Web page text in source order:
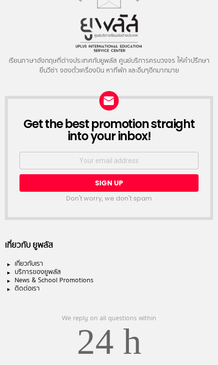
เรียนภาษาอังกฤษที่ต่างประเทศกับยูพลัส ศูนย์บริการครบวงจร ให้คำปรึกษา
ยื่นวีซ่า จองตั๋วเครื่องบิน หาที่พัก และอื่นๆอีกมากมาย
NEWSLETTER
Get the best promotion straight
into your inbox!
Email
Don't worry, we don't spam
เกี่ยวกับ ยูพลัส
เกี่ยวกับเรา
บริการของยูพลัส
News & School Promotions
ติดต่อเรา
We reply on all questions within
24 h